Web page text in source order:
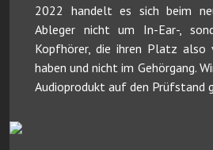
2022 handelt es sich beim
Ableger nicht um In-Ear-,
Kopfhörer, die ihren Platz also
haben und nicht im Gehörgang.
Audioprodukt auf den Prüfstand